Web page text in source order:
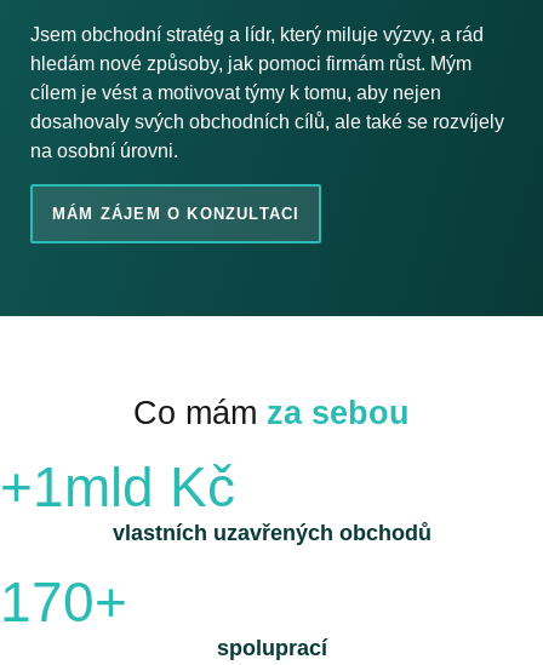
Jsem obchodní stratég a lídr, který miluje výzvy, a rád
hledám nové způsoby, jak pomoci firmám růst. Mým
cílem je vést a motivovat týmy k tomu, aby nejen
dosahovaly svých obchodních cílů, ale také se rozvíjely
na osobní úrovni.
MÁM ZÁJEM O KONZULTACI
Co mám za sebou
+1mld Kč
vlastních uzavřených obchodů
170+
spoluprací